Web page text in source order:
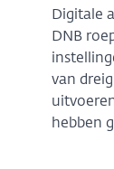
Digitale
DNB
van
hebben